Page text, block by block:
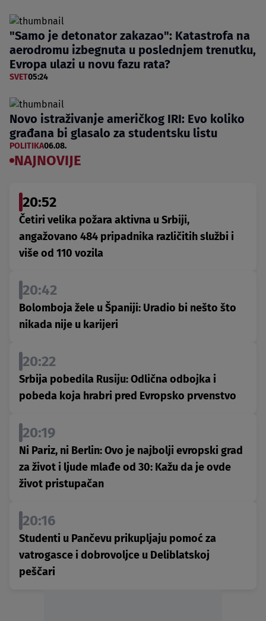
"Samo je detonator zakazao": Katastrofa na
aerodromu izbegnuta u poslednjem trenutku,
Evropa ulazi u novu fazu rata?
SVET05:24
Novo istraživanje američkog IRI: Evo koliko
građana bi glasalo za studentsku listu
POLITIKA06.08.
NAJNOVIJE
20:52
Četiri velika požara aktivna u Srbiji,
angažovano 484 pripadnika različitih službi i
više od 110 vozila
20:42
Bolomboja žele u Španiji: Uradio bi nešto što
nikada nije u karijeri
20:22
Srbija pobedila Rusiju: Odlična odbojka i
pobeda koja hrabri pred Evropsko prvenstvo
20:19
Ni Pariz, ni Berlin: Ovo je najbolji evropski grad
za život i ljude mlađe od 30: Kažu da je ovde
život pristupačan
20:16
Studenti u Pančevu prikupljaju pomoć za
vatrogasce i dobrovoljce u Deliblatskoj
peščari